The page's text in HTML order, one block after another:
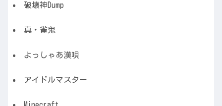
破壊神Dump
真・雀鬼
よっしゃあ漢唄
アイドルマスター